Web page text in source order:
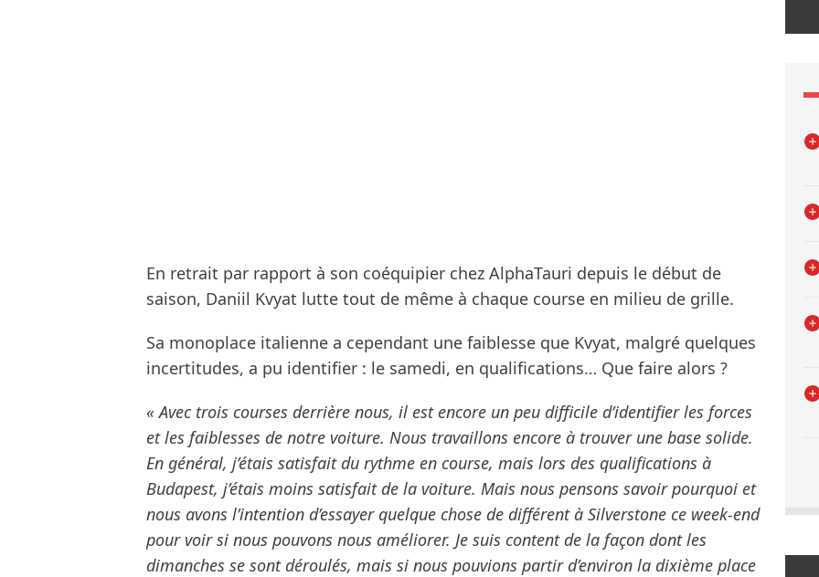
En retrait par rapport à son coéquipier chez AlphaTauri depuis le début de
saison, Daniil Kvyat lutte tout de même à chaque course en milieu de grille.
Sa monoplace italienne a cependant une faiblesse que Kvyat, malgré quelques
incertitudes, a pu identifier : le samedi, en qualifications… Que faire alors ?
« Avec trois courses derrière nous, il est encore un peu difficile d’identifier les forces
et les faiblesses de notre voiture. Nous travaillons encore à trouver une base solide.
En général, j’étais satisfait du rythme en course, mais lors des qualifications à
Budapest, j’étais moins satisfait de la voiture. Mais nous pensons savoir pourquoi et
nous avons l’intention d’essayer quelque chose de différent à Silverstone ce week-end
pour voir si nous pouvons nous améliorer. Je suis content de la façon dont les
dimanches se sont déroulés, mais si nous pouvions partir d’environ la dixième place